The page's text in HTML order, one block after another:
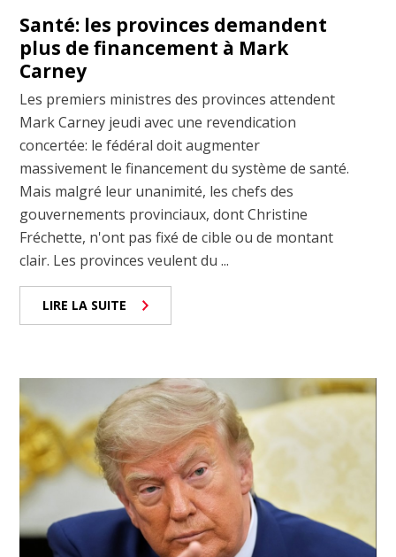
Santé: les provinces demandent
plus de financement à Mark
Carney
Les premiers ministres des provinces attendent
Mark Carney jeudi avec une revendication
concertée: le fédéral doit augmenter
massivement le financement du système de santé.
Mais malgré leur unanimité, les chefs des
gouvernements provinciaux, dont Christine
Fréchette, n'ont pas fixé de cible ou de montant
clair. Les provinces veulent du ...
LIRE LA SUITE